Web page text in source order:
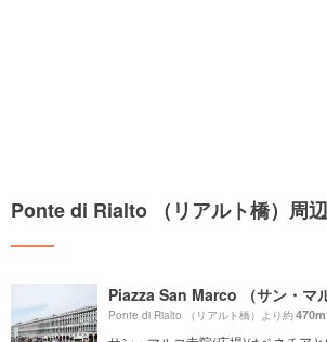
Ponte di Rialto （リアルト橋）周
Piazza San Marco （サン・マ
Ponte di Rialto （リアルト橋）より約470m